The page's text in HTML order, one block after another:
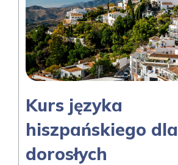
Kurs języka
hiszpańskiego dla
dorosłych